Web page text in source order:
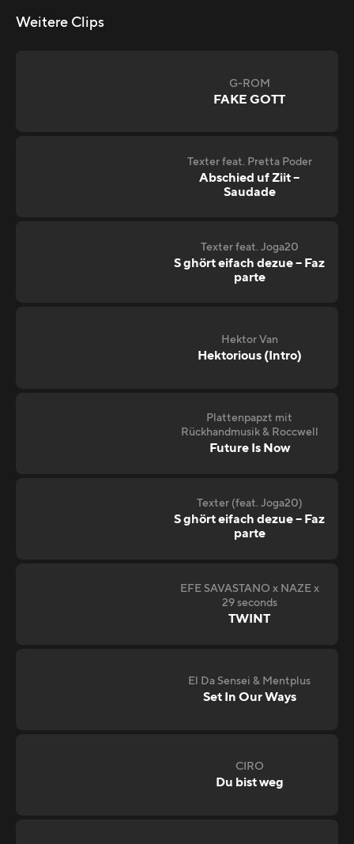
Weitere Clips
G-ROM
FAKE GOTT
Texter feat. Pretta Poder
Abschied uf Ziit –
Saudade
Texter feat. Joga20
S ghört eifach dezue – Faz
parte
Hektor Van
Hektorious (Intro)
Plattenpapzt mit
Rückhandmusik & Roccwell
Future Is Now
Texter (feat. Joga20)
S ghört eifach dezue – Faz
parte
EFE SAVASTANO x NAZE x
29 seconds
TWINT
El Da Sensei & Mentplus
Set In Our Ways
CIRO
Du bist weg